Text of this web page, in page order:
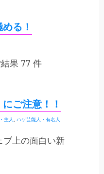
る！
果 77 件
ご注意！！
主人, ハゲ芸能人・有名人
ブ上の面白い新